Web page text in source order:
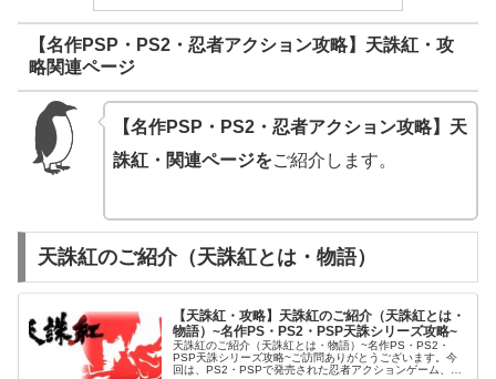
【名作PSP・PS2・忍者アクション攻略】天誅紅・攻
略関連ページ
【名作PSP・PS2・忍者アクション攻略】天
誅紅・関連ページをご紹介します。
天誅紅のご紹介（天誅紅とは・物語）
【天誅紅・攻略】天誅紅のご紹介（天誅紅とは・
物語）~名作PS・PS2・PSP天誅シリーズ攻略~
天誅紅のご紹介（天誅紅とは・物語）~名作PS・PS2・
PSP天誅シリーズ攻略~ご訪問ありがとうございます。今
回は、PS2・PSPで発売された忍者アクションゲーム、天